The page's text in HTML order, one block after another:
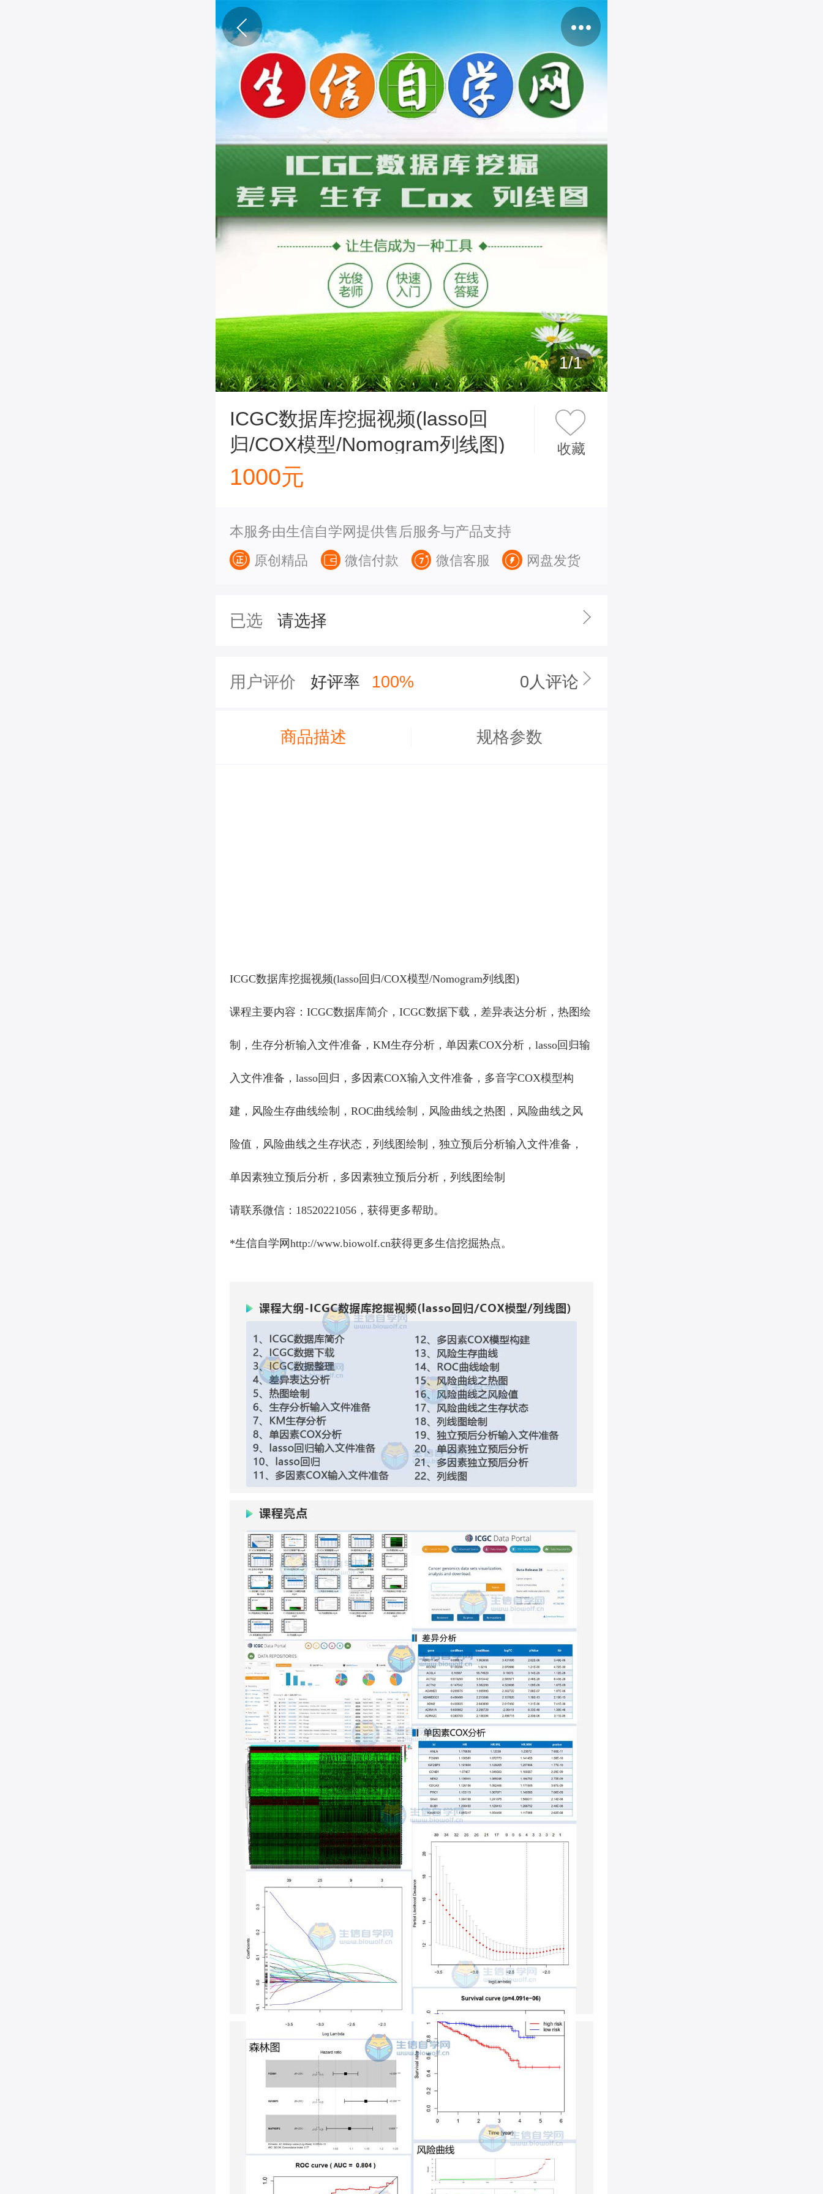
商品 详情 评价
1/1
ICGC数据库挖掘视频(lasso回
归/COX模型/Nomogram列线图)
收藏
1000元
本服务由生信自学网提供售后服务与产品支持
原创精品 微信付款 微信客服 网盘发货
已选 请选择
用户评价 好评率 100% 0人评论
商品描述 规格参数
ICGC数据库挖掘视频(lasso回归/COX模型/Nomogram列线图)
课程主要内容：ICGC数据库简介，ICGC数据下载，差异表达分析，热图绘
制，生存分析输入文件准备，KM生存分析，单因素COX分析，lasso回归输
入文件准备，lasso回归，多因素COX输入文件准备，多音字COX模型构
建，风险生存曲线绘制，ROC曲线绘制，风险曲线之热图，风险曲线之风
险值，风险曲线之生存状态，列线图绘制，独立预后分析输入文件准备，
单因素独立预后分析，多因素独立预后分析，列线图绘制
请联系微信 ： 18520221056 ，获得更多帮助。
*生信自学网http://www.biowolf.cn获得更多生信挖掘热点。